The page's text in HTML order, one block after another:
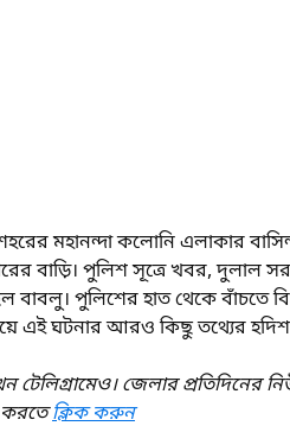
মহানন্দা কলোনি এলাকার
বাড়ি। পুলিশ সূত্রে খবর, দুলাল
বাবলু। পুলিশের হাত থেকে বাঁচতে
এই ঘটনার আরও কিছু তথ্যের হদিশ
টেলিগ্রামেও। জেলার
করতে ক্লিক করুন